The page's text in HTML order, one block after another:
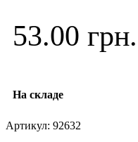
53.00 грн.
На складе
Артикул: 92632